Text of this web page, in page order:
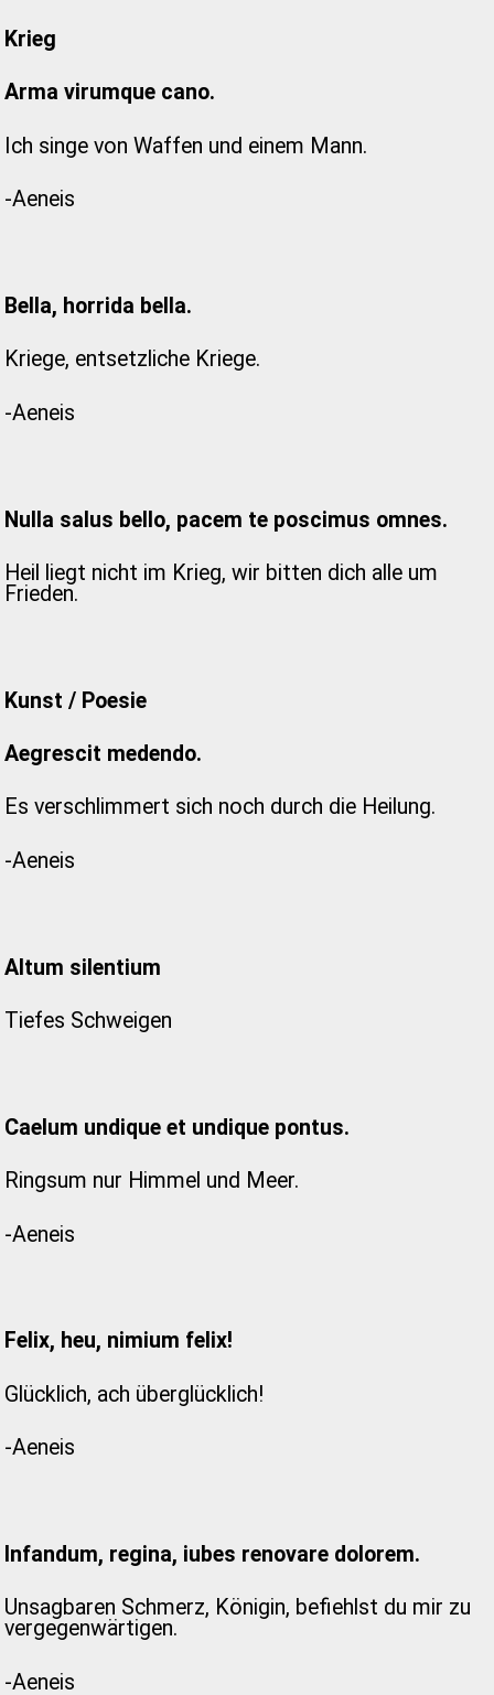
Krieg
Arma virumque cano.
Ich singe von Waffen und einem Mann.
-Aeneis
Bella, horrida bella.
Kriege, entsetzliche Kriege.
-Aeneis
Nulla salus bello, pacem te poscimus omnes.
Heil liegt nicht im Krieg, wir bitten dich alle um
Frieden.
Kunst / Poesie
Aegrescit medendo.
Es verschlimmert sich noch durch die Heilung.
-Aeneis
Altum silentium
Tiefes Schweigen
Caelum undique et undique pontus.
Ringsum nur Himmel und Meer.
-Aeneis
Felix, heu, nimium felix!
Glücklich, ach überglücklich!
-Aeneis
Infandum, regina, iubes renovare dolorem.
Unsagbaren Schmerz, Königin, befiehlst du mir zu
vergegenwärtigen.
-Aeneis